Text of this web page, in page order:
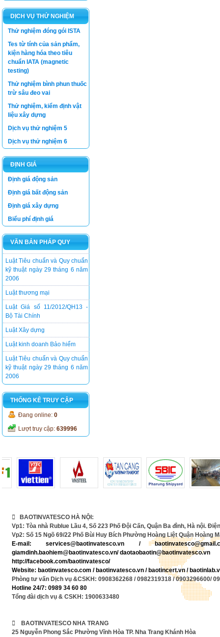
DỊCH VỤ THỬ NGHIỆM
Thử nghiệm đóng gói ISTA
Tes từ tính của sản phẩm,
kiện hàng hóa theo tiêu
chuẩn IATA (magnetic
testing)
Thử nghiệm bình phun thuốc
trừ sâu đeo vai
Thử nghiệm, kiểm định vật
liệu xây dựng
Dịch vụ thử nghiệm 5
Dịch vụ thử nghiệm 6
ĐỊNH GIÁ
Định giá động sản
Định giá bất động sản
Định giá xây dựng
Biểu phí định giá
VĂN BẢN PHÁP QUY
Luật thương mại
Luật Giá số 11/2012/QH13 -
Bộ Tài Chính
Luật Xây dựng
Luật kinh doanh Bảo hiểm
Luật Tiêu chuẩn và Quy chuẩn
kỹ thuật ngày 29 tháng 6 năm
2006
Luật thương mại
Luật Giá số 11/2012/QH13 -
Bộ Tài Chính
Luật Xây dựng
Luật kinh doanh Bảo hiểm
Luật Tiêu chuẩn và Quy chuẩn
kỹ thuật ngày 29 tháng 6 năm
2006
THỐNG KÊ TRUY CẬP
Đang online: 0
Lượt truy cập: 639996
 BAOTINVATESCO HÀ NỘI:
Vp1: Tòa nhà Rublue Lầu 4, Số 223 Phố Đội Cấn, Quận Ba đình, Hà nội.
Vp2: Số 15 Ngõ 69/22 Phố Bùi Huy Bích Phường Hoàng Liệt Quận Hoàng
E-mail:services@baotinvatesco.vn /
giamdinh.baohiem@baotinvatesco.vn/ daotaobaotin@baotinvatesco.vn
http://facebook.com/baotinvatesco/
Website: baotinvatesco.com / baotinvatesco.vn /baotincert.vn /
Phòng tư vấn Dịch vụ &CSKH: 0908362268 / 0982319318 / 0903296600/
Hotline 24/7: 0989 34 60 80
Tổng đài dịch vụ & CSKH: 1900633480
 BAOTINVATESCO NHA TRANG
25 Nguyễn Phong Sắc Phường Vĩnh Hòa TP. Nha Trang Khánh Hòa